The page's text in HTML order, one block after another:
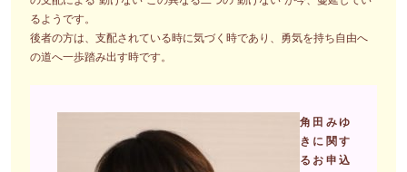
るようです。
後者の方は、支配されている時に気づく時であり、勇気を持ち自由へ
の道へ一歩踏み出す時です。
角田みゆ
きに関す
るお申込